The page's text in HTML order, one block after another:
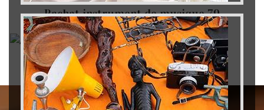
Rachat instrument de musique 79
Achat antiquité 79